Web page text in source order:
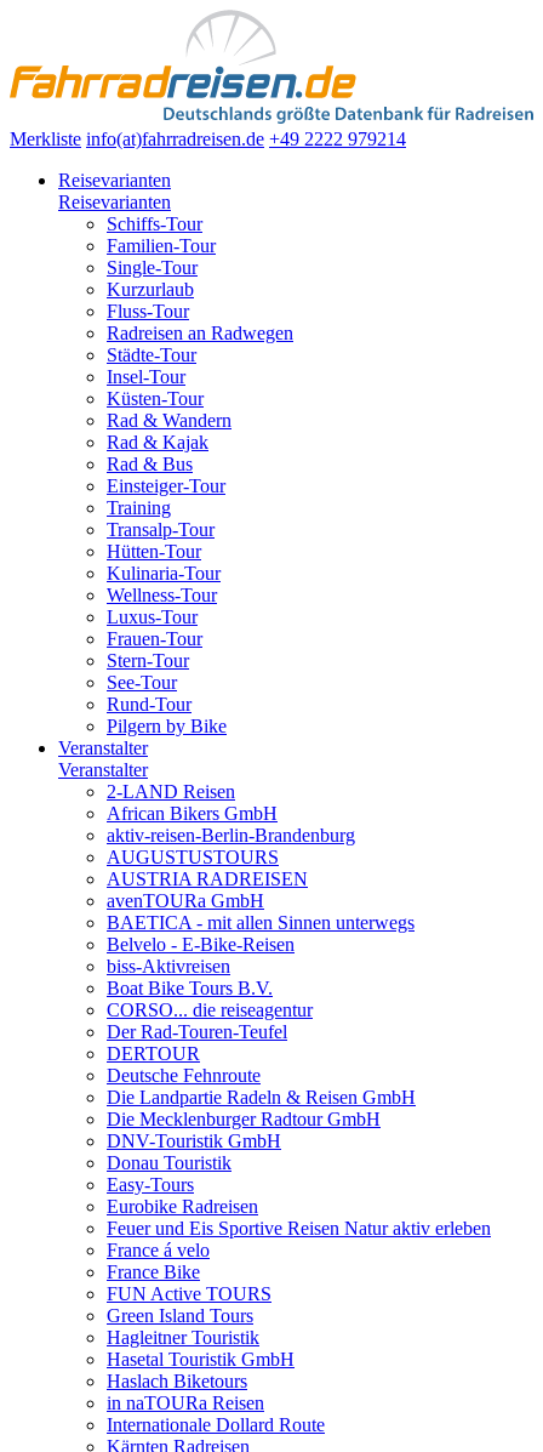
Merkliste info(at)fahrradreisen.de +49 2222 979214
Reisevarianten
Reisevarianten
Schiffs-Tour
Familien-Tour
Single-Tour
Kurzurlaub
Fluss-Tour
Radreisen an Radwegen
Städte-Tour
Insel-Tour
Küsten-Tour
Rad & Wandern
Rad & Kajak
Rad & Bus
Einsteiger-Tour
Training
Transalp-Tour
Hütten-Tour
Kulinaria-Tour
Wellness-Tour
Luxus-Tour
Frauen-Tour
Stern-Tour
See-Tour
Rund-Tour
Pilgern by Bike
Veranstalter
Veranstalter
2-LAND Reisen
African Bikers GmbH
aktiv-reisen-Berlin-Brandenburg
AUGUSTUSTOURS
AUSTRIA RADREISEN
avenTOURa GmbH
BAETICA - mit allen Sinnen unterwegs
Belvelo - E-Bike-Reisen
biss-Aktivreisen
Boat Bike Tours B.V.
CORSO... die reiseagentur
Der Rad-Touren-Teufel
DERTOUR
Deutsche Fehnroute
Die Landpartie Radeln & Reisen GmbH
Die Mecklenburger Radtour GmbH
DNV-Touristik GmbH
Donau Touristik
Easy-Tours
Eurobike Radreisen
Feuer und Eis Sportive Reisen Natur aktiv erleben
France á velo
France Bike
FUN Active TOURS
Green Island Tours
Hagleitner Touristik
Hasetal Touristik GmbH
Haslach Biketours
in naTOURa Reisen
Internationale Dollard Route
Kärnten Radreisen